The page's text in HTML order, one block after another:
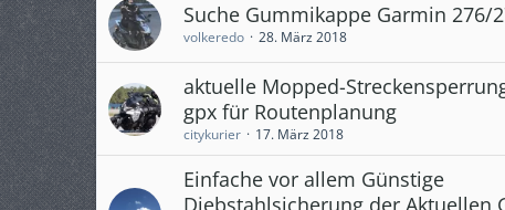
Suche Gummikappe Garmin 276/
volkeredo 28. März 2018
aktuelle Mopped-
gpx für Routenplanung
citykurier 17. März 2018
Einfache vor allem Günstige
Diebstahlsicherung der Aktuellen